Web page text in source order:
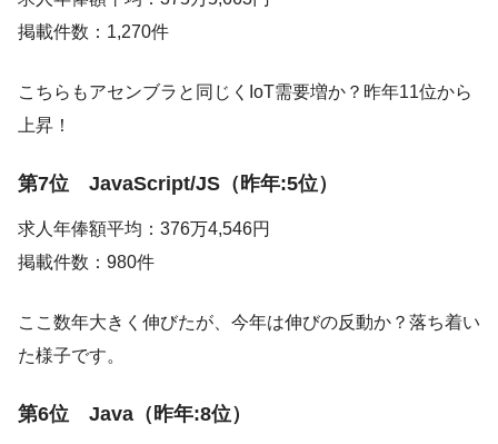
掲載件数：1,270件
こちらもアセンブラと同じくIoT需要増か？昨年11位から
上昇！
第7位 JavaScript/JS（昨年:5位）
求人年俸額平均：376万4,546円
掲載件数：980件
ここ数年大きく伸びたが、今年は伸びの反動か？落ち着い
た様子です。
第6位 Java（昨年:8位）